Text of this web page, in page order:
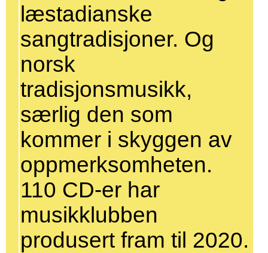
læstadianske
sangtradisjoner. Og
norsk
tradisjonsmusikk,
særlig den som
kommer i skyggen av
oppmerksomheten.
110 CD-er har
musikklubben
produsert fram til 2020.